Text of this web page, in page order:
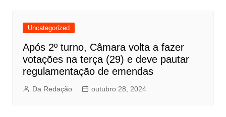
Uncategorized
Após 2º turno, Câmara volta a fazer
votações na terça (29) e deve pautar
regulamentação de emendas
Da Redação outubro 28, 2024